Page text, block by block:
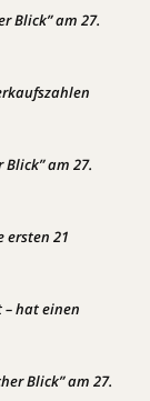
Blick” am 27.
am 27.
ersten 21
– hat einen
Blick” am 27.